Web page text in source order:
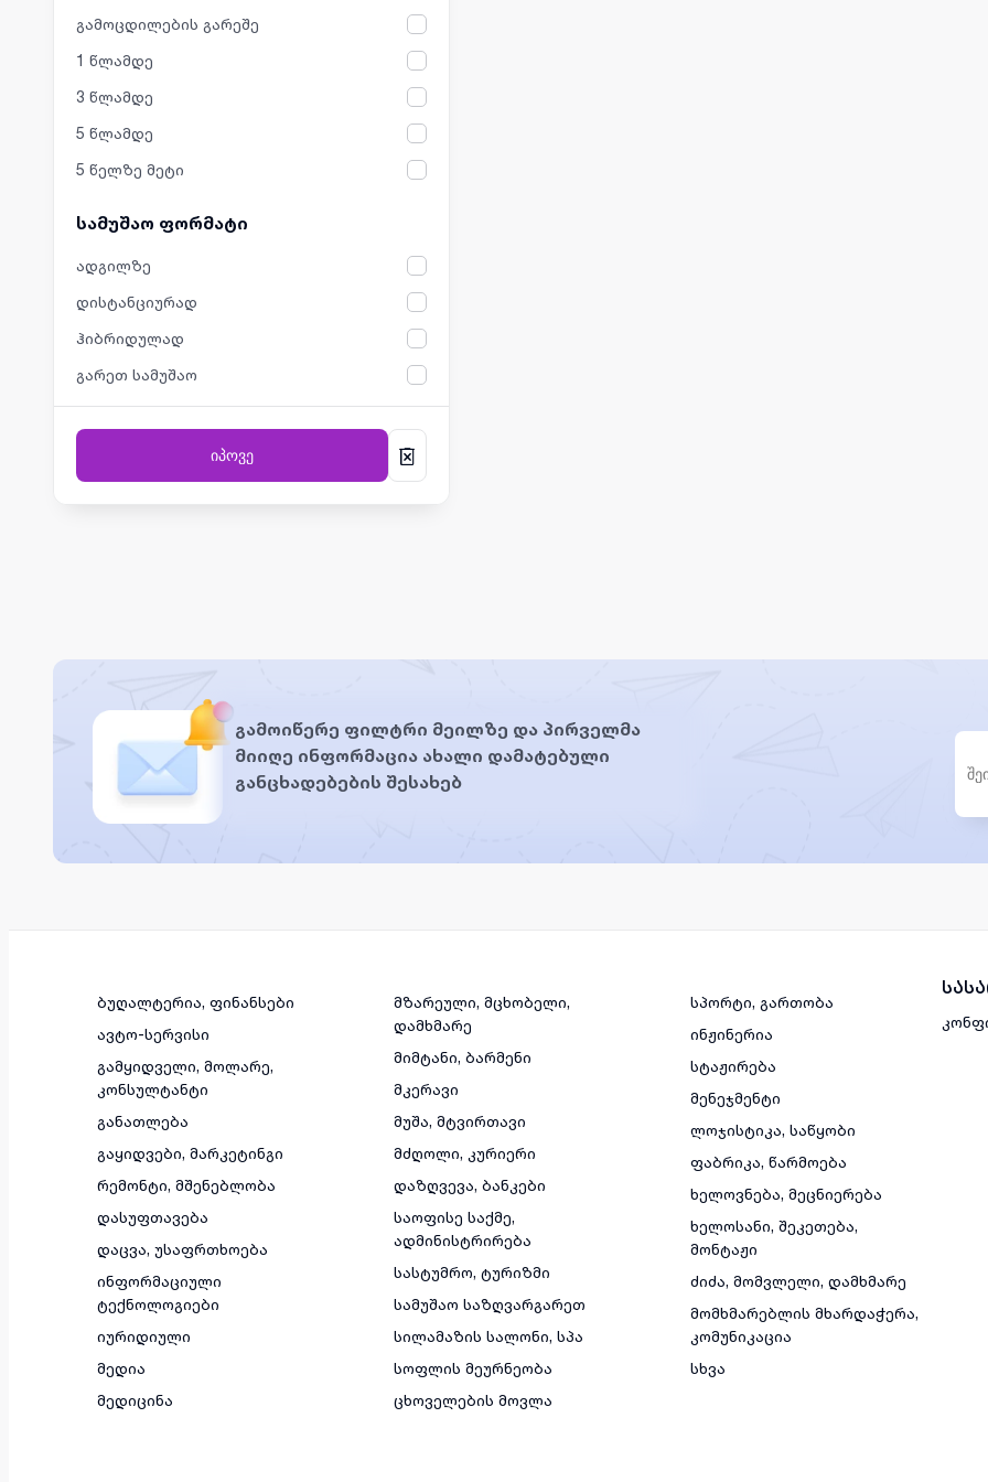
გამოცდილების გარეშე
1 წლამდე
3 წლამდე
5 წლამდე
5 წელზე მეტი
სამუშაო ფორმატი
ადგილზე
დისტანციურად
ჰიბრიდულად
გარეთ სამუშაო
იპოვე
გამოიწერე ფილტრი მეილზე და პირველმა
მიიღე ინფორმაცია ახალი დამატებული
განცხადებების შესახებ
ბუღალტერია, ფინანსები
ავტო-სერვისი
გამყიდველი, მოლარე,
კონსულტანტი
განათლება
გაყიდვები, მარკეტინგი
რემონტი, მშენებლობა
დასუფთავება
დაცვა, უსაფრთხოება
ინფორმაციული
ტექნოლოგიები
იურიდიული
მედია
მედიცინა
მზარეული, მცხობელი,
დამხმარე
მიმტანი, ბარმენი
მკერავი
მუშა, მტვირთავი
მძღოლი, კურიერი
დაზღვევა, ბანკები
საოფისე საქმე,
ადმინისტრირება
სასტუმრო, ტურიზმი
სამუშაო საზღვარგარეთ
სილამაზის სალონი, სპა
სოფლის მეურნეობა
ცხოველების მოვლა
სპორტი, გართობა
ინჟინერია
სტაჟირება
მენეჯმენტი
ლოჯისტიკა, საწყობი
ფაბრიკა, წარმოება
ხელოვნება, მეცნიერება
ხელოსანი, შეკეთება,
მონტაჟი
ძიძა, მომვლელი, დამხმარე
მომხმარებლის მხარდაჭერა,
კომუნიკაცია
სხვა